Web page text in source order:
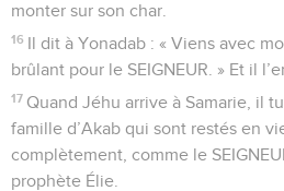
monter sur son char.
16 Il dit à Yonadab : « Viens avec
brûlant pour le SEIGNEUR. » Et il
17 Quand Jéhu arrive à Samarie, il
famille d’Akab qui sont restés en
complètement, comme le
prophète Élie.